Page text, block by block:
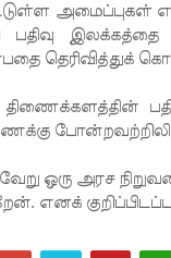
அமைப்புகள்
பதிவு இலக்கத்தை
தெரிவித்துக்
ஒரு அரச
எனக்